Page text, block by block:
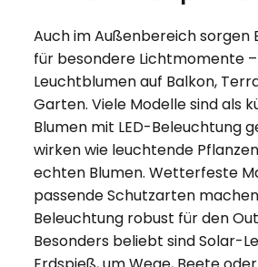
Auch im Außenbereich sorgen
für besondere Lichtmomente
Leuchtblumen auf Balkon,
Garten. Viele Modelle sind als
Blumen mit LED-Beleuchtung
wirken wie leuchtende
echten Blumen. Wetterfeste
passende Schutzarten
Beleuchtung robust für den
Besonders beliebt sind Solar-